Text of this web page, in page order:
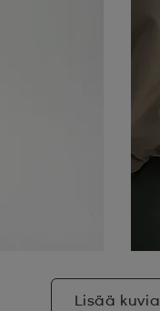
Lisää kuvia